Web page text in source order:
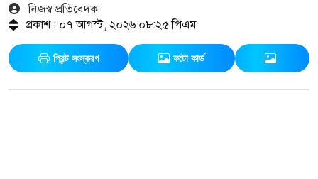
নিজস্ব প্রতিবেদক
প্রকাশ : ০৭ আগস্ট, ২০২৬ ০৮:২৫ পিএম
প্রিন্ট সংস্করণ ফটো কার্ড